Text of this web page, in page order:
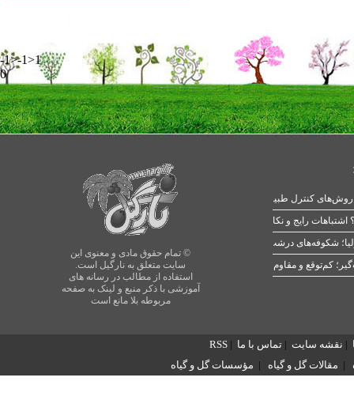
-1>-1>1
0
© تمام حقوق مادی و معنوی این
سایت متعلق به نارگیل است.
استفاده از مطالب در رسانه های
آموزشی با ذکر منبع و لینک به صفحه
مربوطه بلا مانع است
رایج و نکات طلایی
شکوفه‌های درشت در بهار
| نقشه سایت | تماس با ما |
RSS
| مقالات گل و گیاه | مؤسسات گل و گیاه